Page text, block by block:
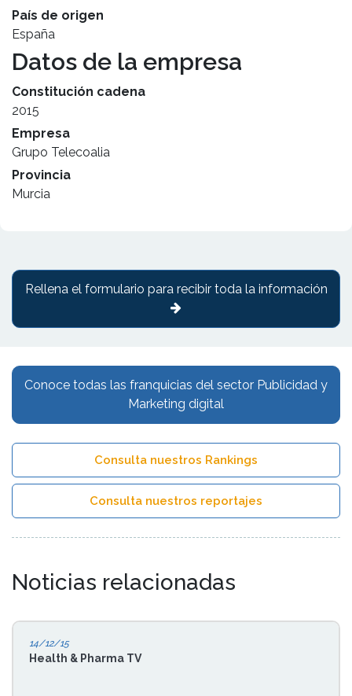
País de origen
España
Datos de la empresa
Constitución cadena
2015
Empresa
Grupo Telecoalia
Provincia
Murcia
Conoce todas las franquicias del sector Publicidad y
Marketing digital
Consulta nuestros Rankings
Consulta nuestros reportajes
Noticias relacionadas
14/12/15
Health & Pharma TV